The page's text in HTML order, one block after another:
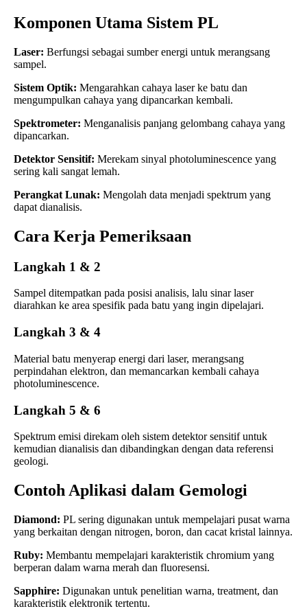
Komponen Utama Sistem PL
Laser: Berfungsi sebagai sumber energi untuk merangsang
sampel.
Sistem Optik: Mengarahkan cahaya laser ke batu dan
mengumpulkan cahaya yang dipancarkan kembali.
Spektrometer: Menganalisis panjang gelombang cahaya yang
dipancarkan.
Detektor Sensitif: Merekam sinyal photoluminescence yang
sering kali sangat lemah.
Perangkat Lunak: Mengolah data menjadi spektrum yang
dapat dianalisis.
Cara Kerja Pemeriksaan
Langkah 1 & 2
Sampel ditempatkan pada posisi analisis, lalu sinar laser
diarahkan ke area spesifik pada batu yang ingin dipelajari.
Langkah 3 & 4
Material batu menyerap energi dari laser, merangsang
perpindahan elektron, dan memancarkan kembali cahaya
photoluminescence.
Langkah 5 & 6
Spektrum emisi direkam oleh sistem detektor sensitif untuk
kemudian dianalisis dan dibandingkan dengan data referensi
geologi.
Contoh Aplikasi dalam Gemologi
Diamond: PL sering digunakan untuk mempelajari pusat warna
yang berkaitan dengan nitrogen, boron, dan cacat kristal lainnya.
Ruby: Membantu mempelajari karakteristik chromium yang
berperan dalam warna merah dan fluoresensi.
Sapphire: Digunakan untuk penelitian warna, treatment, dan
karakteristik elektronik tertentu.